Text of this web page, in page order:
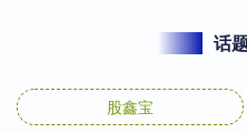
话
股鑫宝